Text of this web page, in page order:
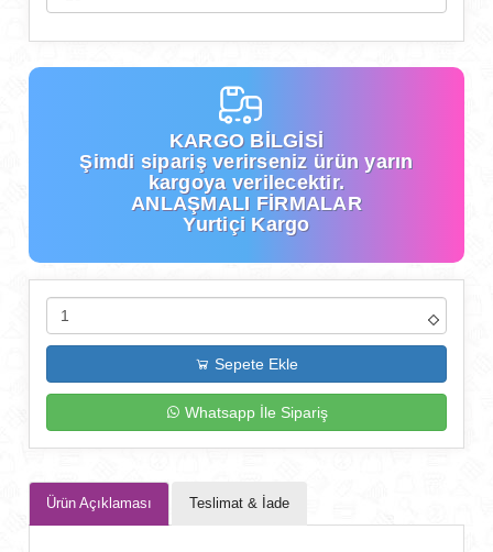
KARGO BİLGİSİ
Şimdi sipariş verirseniz ürün yarın
kargoya verilecektir.
ANLAŞMALI FİRMALAR
Yurtiçi Kargo
Sepete Ekle
Whatsapp İle Sipariş
Ürün Açıklaması Teslimat & İade